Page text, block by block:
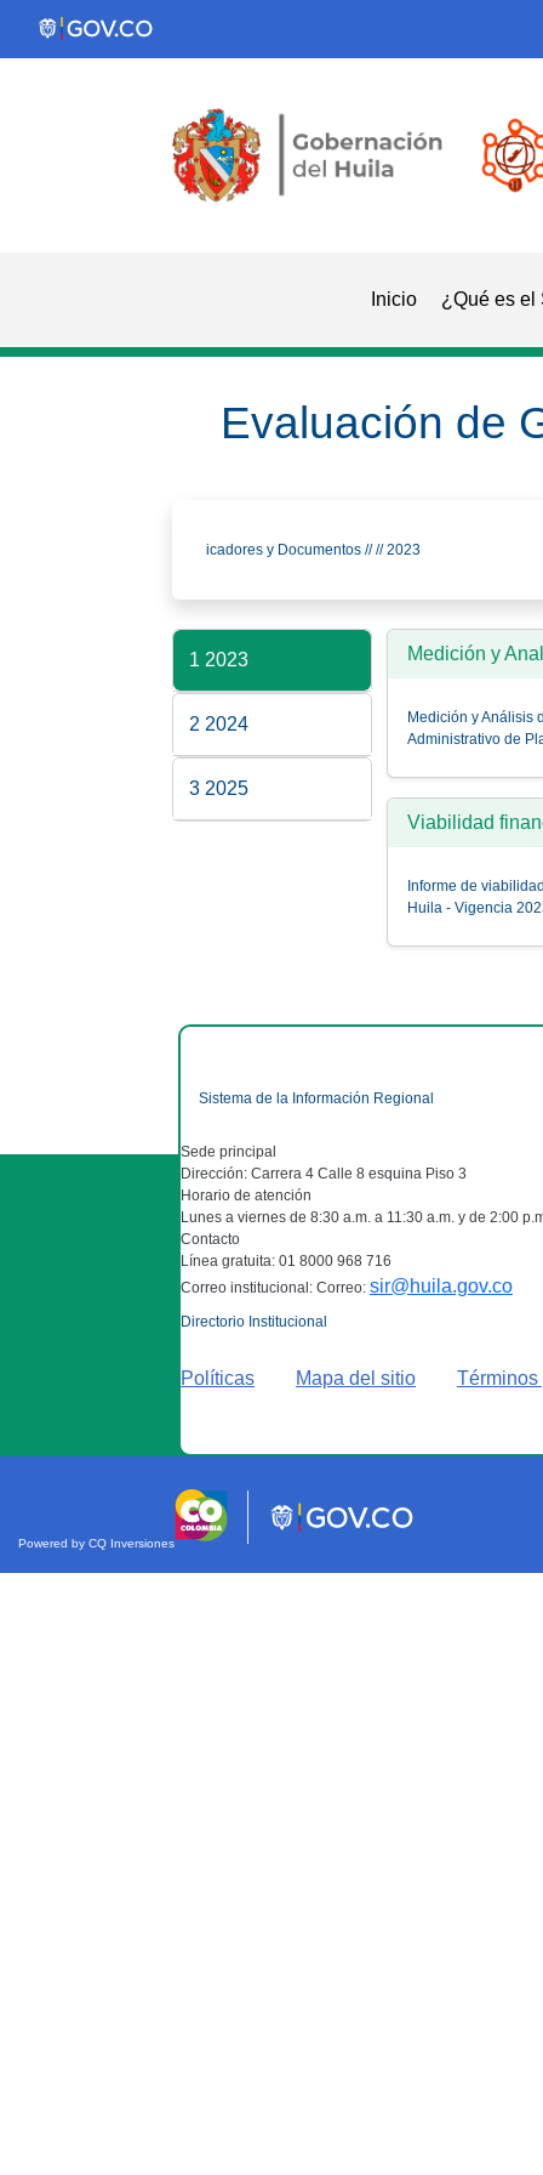
Inicio ¿Qué es el
Evaluación de
icadores y Documentos // // 2023
1 2023
2 2024
3 2025
Medición y
Medición y Análisis
Administrativo de
Viabilidad
Informe de
Huila - Vigencia
Sistema de la Información Regional
Sede principal
Dirección: Carrera 4 Calle 8 esquina Piso 3
Horario de atención
Lunes a viernes de 8:30 a.m. a 11:30 a.m. y de 2:00
Contacto
Línea gratuita: 01 8000 968 716
Correo institucional: Correo: sir@huila.gov.co
Directorio Institucional
Políticas Mapa del sitio
Powered by CQ Inversiones